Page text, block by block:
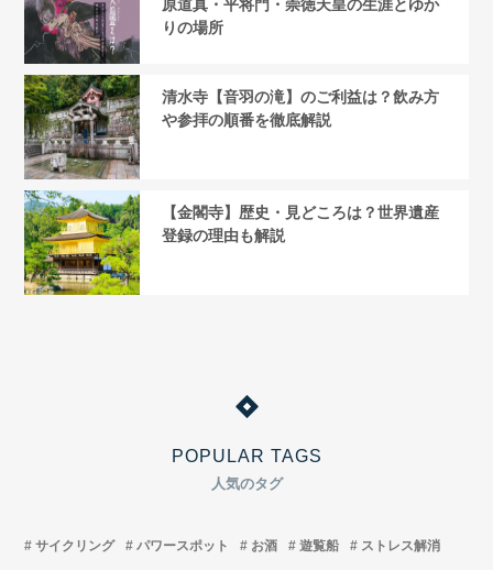
POPULAR TAGS
人気のタグ
サイクリング パワースポット お酒 遊覧船 ストレス解消
原道真・平将門・崇徳天皇の生涯とゆか
りの場所
清水寺【音羽の滝】のご利益は？飲み方
や参拝の順番を徹底解説
【金閣寺】歴史・見どころは？世界遺産
登録の理由も解説